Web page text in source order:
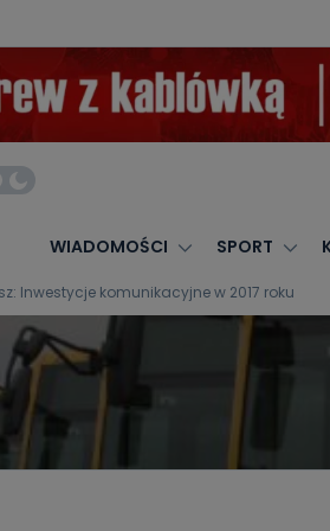
WIADOMOŚCI SPORT
Inwestycje komunikacyjne w 2017 roku